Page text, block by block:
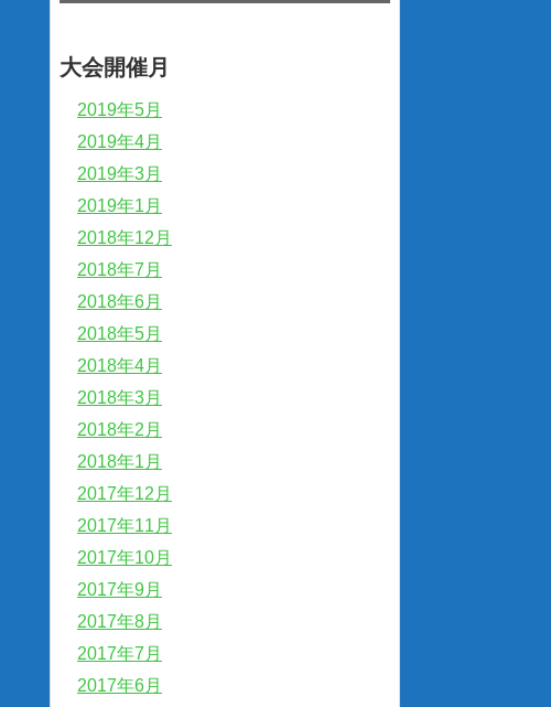
大会開催月
2019年5月
2019年4月
2019年3月
2019年1月
2018年12月
2018年7月
2018年6月
2018年5月
2018年4月
2018年3月
2018年2月
2018年1月
2017年12月
2017年11月
2017年10月
2017年9月
2017年8月
2017年7月
2017年6月